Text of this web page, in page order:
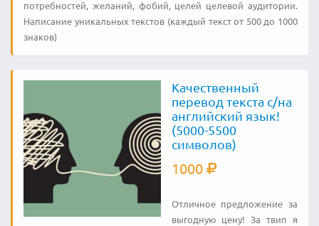
потребностей, желаний, фобий, целей целевой аудитории.
Написание уникальных текстов (каждый текст от 500 до 1000
знаков)
Качественный
перевод текста с/на
английский язык!
(5000-5500
символов)
1000
Отличное предложение за
выгодную цену! За твип я